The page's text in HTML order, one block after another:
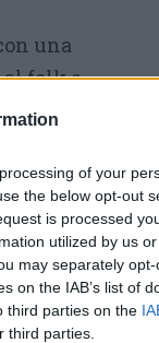
of your
the below opt-out
is processed
utilized by us
may separately
on the IAB’s list of
third parties on the
third parties.
una
folk e
e
Night
21 luglio
concerto